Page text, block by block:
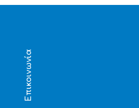
Επικοινωνία